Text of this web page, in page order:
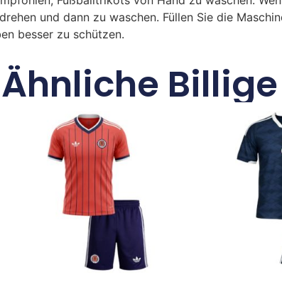
und dann zu waschen. Füllen Sie die
besser zu schützen.
Ähnliche